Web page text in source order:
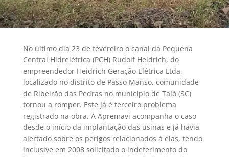
No último dia 23 de fevereiro o canal da Pequena
Central Hidrelétrica (PCH) Rudolf Heidrich, do
empreendedor Heidrich Geração Elétrica Ltda,
localizado no distrito de Passo Manso, comunidade
de Ribeirão das Pedras no município de Taió (SC)
tornou a romper. Este já é terceiro problema
registrado na obra. A Apremavi acompanha o caso
desde o início da implantação das usinas e já havia
alertado sobre os perigos relacionados à elas, tendo
inclusive em 2008 solicitado o indeferimento do